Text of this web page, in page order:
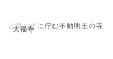
大福寺
古墳の里に佇む不動明王の寺